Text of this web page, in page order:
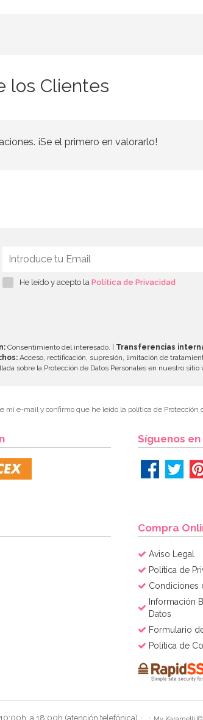
los Clientes
¡Se el primero en valorarlo!
He leído y acepto la Política de Privacidad
Consentimiento del interesado. | Transferencias
Acceso, rectificación, supresión, limitación de
sobre la Protección de Datos Personales en nuestro sitio
e-mail y confirmo que he leído la política de Protección
Síguenos en
Compra
Aviso Legal
Política de
Condiciones
Información
Datos
Formulario
Política de
a 18:00h (atención telefónica)